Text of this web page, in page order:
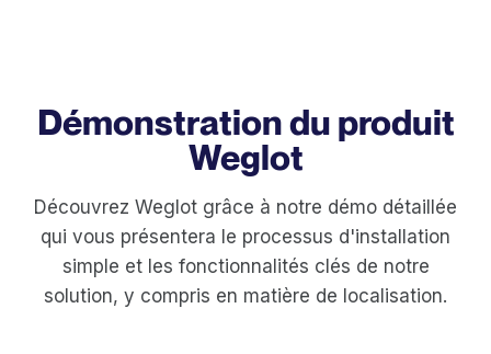
Démonstration du produit
Weglot
Découvrez Weglot grâce à notre démo détaillée
qui vous présentera le processus d'installation
simple et les fonctionnalités clés de notre
solution, y compris en matière de localisation.